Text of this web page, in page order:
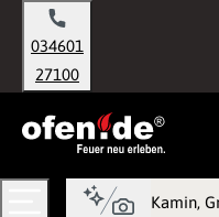
springen
034601
27100